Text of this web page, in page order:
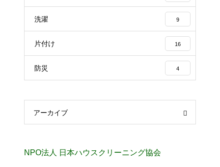
洗濯 9
片付け 16
防災 4
アーカイブ
NPO法人 日本ハウスクリーニング協会